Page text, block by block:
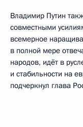
Владимир Путин
совместными
всемерное
в полной мере
народов, идёт в
и стабильности на
подчеркнул глава